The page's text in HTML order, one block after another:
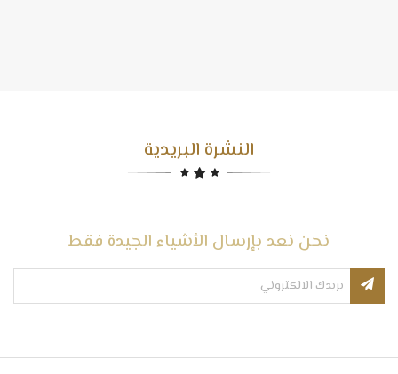
النشرة البريدية
نحن نعد بإرسال الأشياء الجيدة فقط